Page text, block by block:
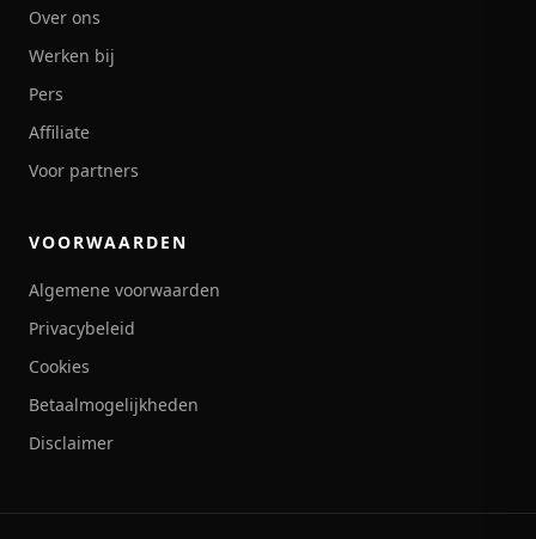
Over ons
Werken bij
Pers
Affiliate
Voor partners
VOORWAARDEN
Algemene voorwaarden
Privacybeleid
Cookies
Betaalmogelijkheden
Disclaimer